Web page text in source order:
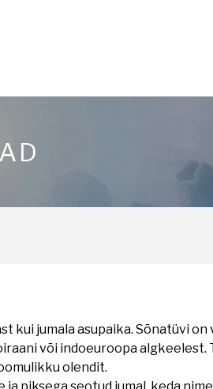
kui jumala asupaika. Sõnatüvi on
või indoeuroopa algkeelest.
olendit.